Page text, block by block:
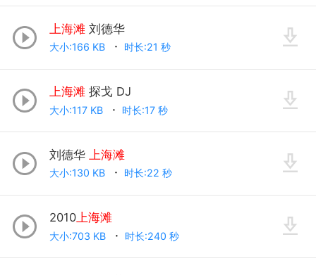
上海滩 刘德华
大小:166 KB 时长:21 秒
上海滩 探戈 DJ
大小:117 KB 时长:17 秒
刘德华 上海滩
大小:130 KB 时长:22 秒
2010上海滩
大小:703 KB 时长:240 秒